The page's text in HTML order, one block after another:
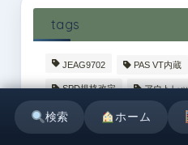
tags
JEAG9702 PAS VT内蔵
SPD規格改定 アウトレ
オプション機器 ガソリ
コンデンサ安全対策 コ
検索 ホーム